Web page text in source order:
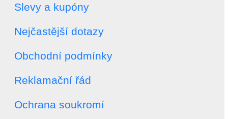
Slevy a kupóny
Nejčastější dotazy
Obchodní podmínky
Reklamační řád
Ochrana soukromí